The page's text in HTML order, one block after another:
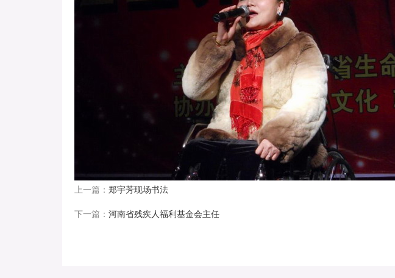
上一篇： 郑宇芳现场书法
下一篇： 河南省残疾人福利基金会主任